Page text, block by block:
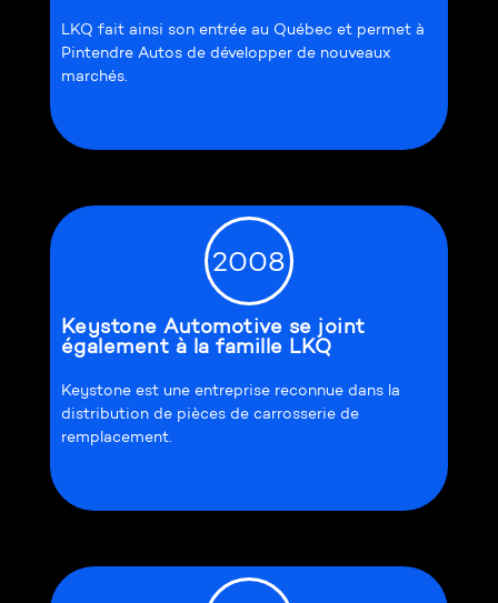
LKQ fait ainsi son entrée au Québec et permet à
Pintendre Autos de développer de nouveaux
marchés.
2008
Keystone Automotive se joint
également à la famille LKQ
Keystone est une entreprise reconnue dans la
distribution de pièces de carrosserie de
remplacement.